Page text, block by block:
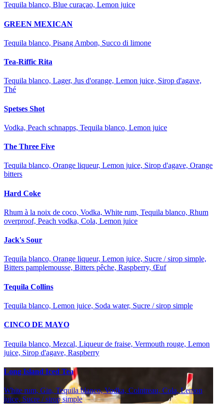
Tequila blanco, Blue curaçao, Lemon juice
GREEN MEXICAN
Tequila blanco, Pisang Ambon, Succo di limone
Tea-Riffic Rita
Tequila blanco, Lager, Jus d'orange, Lemon juice, Sirop d'agave,
Thé
Spetses Shot
Vodka, Peach schnapps, Tequila blanco, Lemon juice
The Three Five
Tequila blanco, Orange liqueur, Lemon juice, Sirop d'agave, Orange
bitters
Hard Coke
Rhum à la noix de coco, Vodka, White rum, Tequila blanco, Rhum
overproof, Peach vodka, Cola, Lemon juice
Jack's Sour
Tequila blanco, Orange liqueur, Lemon juice, Sucre / sirop simple,
Bitters pamplemousse, Bitters pêche, Raspberry, Œuf
Tequila Collins
Tequila blanco, Lemon juice, Soda water, Sucre / sirop simple
CINCO DE MAYO
Tequila blanco, Mezcal, Liqueur de fraise, Vermouth rouge, Lemon
juice, Sirop d'agave, Raspberry
Long Island Iced Tea
White rum, Gin, Tequila blanco, Vodka, Cointreau, Cola, Lemon
juice, Sucre / sirop simple